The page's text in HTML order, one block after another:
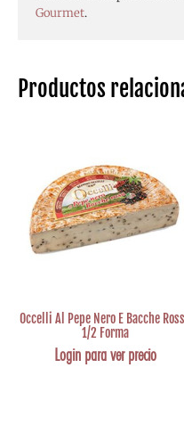
Productos
Occelli Al Pepe Nero E Bacche
1/2 Forma
Login para ver precio
Gourmet.